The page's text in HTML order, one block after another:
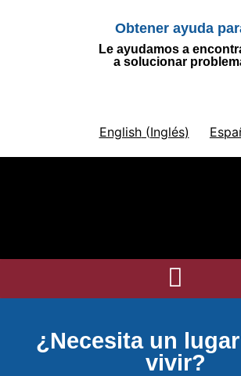
Obtener ayuda
Le ayudamos a
a solucionar
English(Inglés)
¿Necesita un
vivir?